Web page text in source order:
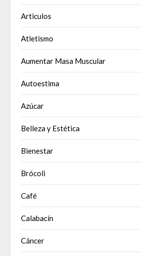
Articulos
Atletismo
Aumentar Masa Muscular
Autoestima
Azúcar
Belleza y Estética
Bienestar
Brócoli
Café
Calabacín
Cáncer